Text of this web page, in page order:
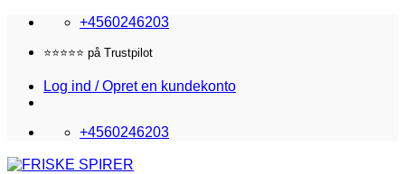
Fortsæt
indhold
+4560246203
⭐️⭐️⭐️⭐️⭐️ på Trustpilot
Log ind / Opret en kundekonto
+4560246203